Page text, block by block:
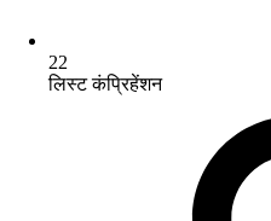
22
लिस्ट कंप्रिहेंशन